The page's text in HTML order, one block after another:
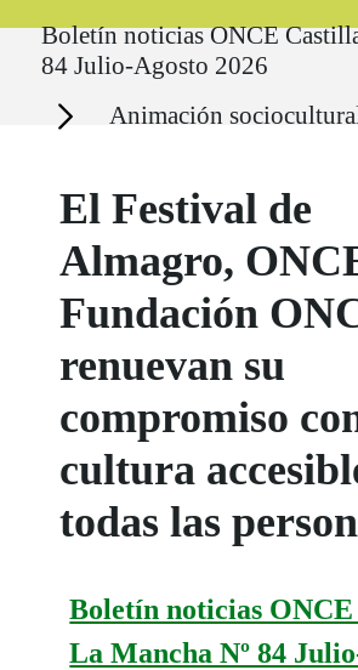
Boletín noticias ONCE
84 Julio-Agosto 2026
Secciones Animación
El Festival de
Almagro,
Fundación
renuevan su
compromiso
cultura
todas las
Boletín noticias
La Mancha Nº 84